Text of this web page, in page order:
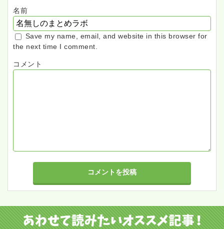
名前
Save my name, email, and website in this browser for
the next time I comment.
コメント